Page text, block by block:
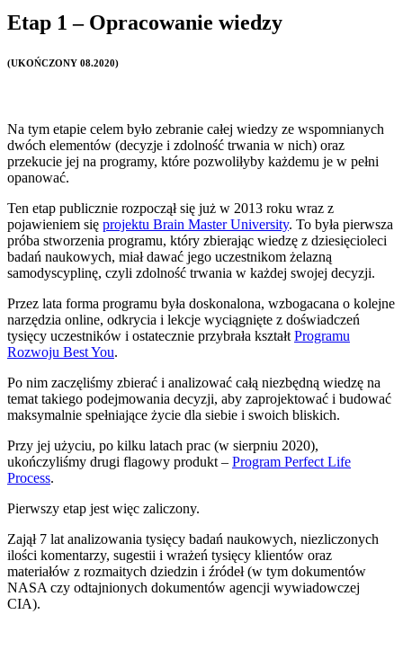
Etap 1 – Opracowanie wiedzy
(UKOŃCZONY 08.2020)
Na tym etapie celem było zebranie całej wiedzy ze wspomnianych
dwóch elementów (decyzje i zdolność trwania w nich) oraz
przekucie jej na programy, które pozwoliłyby każdemu je w pełni
opanować.
Ten etap publicznie rozpoczął się już w 2013 roku wraz z
pojawieniem się projektu Brain Master University. To była pierwsza
próba stworzenia programu, który zbierając wiedzę z dziesięcioleci
badań naukowych, miał dawać jego uczestnikom żelazną
samodyscyplinę, czyli zdolność trwania w każdej swojej decyzji.
Przez lata forma programu była doskonalona, wzbogacana o kolejne
narzędzia online, odkrycia i lekcje wyciągnięte z doświadczeń
tysięcy uczestników i ostatecznie przybrała kształt Programu
Rozwoju Best You.
Po nim zaczęliśmy zbierać i analizować całą niezbędną wiedzę na
temat takiego podejmowania decyzji, aby zaprojektować i budować
maksymalnie spełniające życie dla siebie i swoich bliskich.
Przy jej użyciu, po kilku latach prac (w sierpniu 2020),
ukończyliśmy drugi flagowy produkt – Program Perfect Life
Process.
Pierwszy etap jest więc zaliczony.
Zajął 7 lat analizowania tysięcy badań naukowych, niezliczonych
ilości komentarzy, sugestii i wrażeń tysięcy klientów oraz
materiałów z rozmaitych dziedzin i źródeł (w tym dokumentów
NASA czy odtajnionych dokumentów agencji wywiadowczej
CIA).